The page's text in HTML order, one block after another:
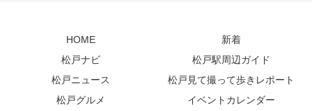
HOME
新着
松戸ナビ
松戸駅周辺ガイド
松戸ニュース
松戸見て撮って歩きレポート
松戸グルメ
イベントカレンダー